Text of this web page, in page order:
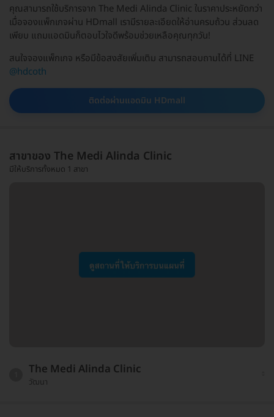
คุณสามารถใช้บริการจาก The Medi Alinda Clinic ในราคาประหยัดกว่า
เมื่อจองแพ็กเกจผ่าน HDmall เรามีรายละเอียดให้อ่านครบถ้วน ส่วนลด
เพียบ แถมแอดมินก็ตอบไวใจดีพร้อมช่วยเหลือคุณทุกวัน!
สนใจจองแพ็กเกจ หรือมีข้อสงสัยเพิ่มเติม สามารถสอบถามได้ที่ LINE
@hdcoth
ติดต่อผ่านแอดมิน HDmall
สาขาของ The Medi Alinda Clinic
มีให้บริการทั้งหมด 1 สาขา
The Medi Alinda Clinic
วัฒนา